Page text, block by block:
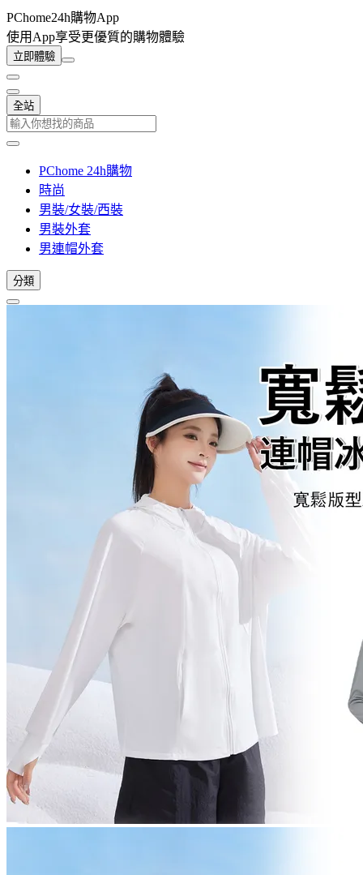
PChome24h購物App
使用App享受更優質的購物體驗
立即體驗
全站
PChome 24h購物
時尚
男裝/女裝/西裝
男裝外套
男連帽外套
分類